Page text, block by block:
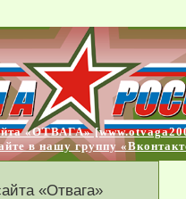
«ОТВАГА»
в нашу группу
«Отвага»